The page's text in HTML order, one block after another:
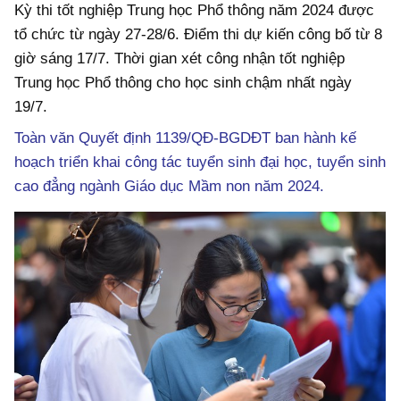
Kỳ thi tốt nghiệp Trung học Phổ thông năm 2024 được
tổ chức từ ngày 27-28/6. Điểm thi dự kiến công bố từ 8
giờ sáng 17/7. Thời gian xét công nhận tốt nghiệp
Trung học Phổ thông cho học sinh chậm nhất ngày
19/7.
Toàn văn Quyết định 1139/QĐ-BGDĐT ban hành kế
hoạch triển khai công tác tuyển sinh đại học, tuyển sinh
cao đẳng ngành Giáo dục Mầm non năm 2024.